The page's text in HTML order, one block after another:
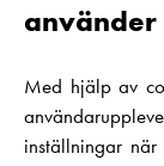
använder
Med hjälp av
inställningar när
In